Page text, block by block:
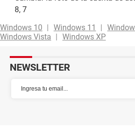
8, 7
Windows 10
Windows 11
Windows Vista
Windows XP
NEWSLETTER